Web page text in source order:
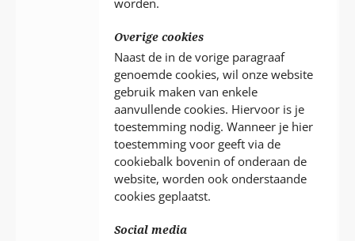
worden.
Overige cookies
Naast de in de vorige paragraaf
genoemde cookies, wil onze website
gebruik maken van enkele
aanvullende cookies. Hiervoor is je
toestemming nodig. Wanneer je hier
toestemming voor geeft via de
cookiebalk bovenin of onderaan de
website, worden ook onderstaande
cookies geplaatst.
Social media